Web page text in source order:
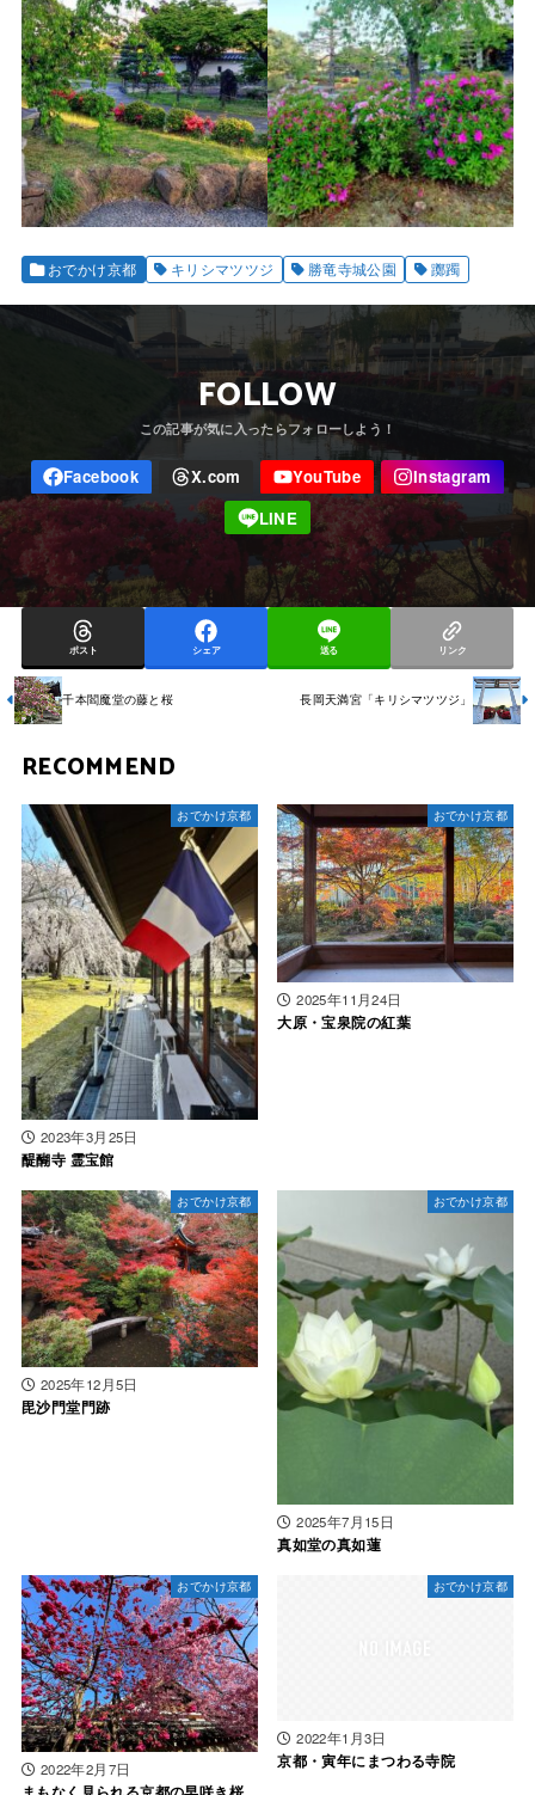
おでかけ京都 キリシマツツジ 勝竜寺城公園 躑躅
FOLLOW
ポスト シェア 送る リンク
千本閻魔堂の藤と桜 長岡天満宮「キリシマツツジ」
RECOMMEND
おでかけ京都
2023年3月25日
醍醐寺 霊宝館
おでかけ京都
2025年11月24日
大原・宝泉院の紅葉
おでかけ京都
2025年12月5日
毘沙門堂門跡
おでかけ京都
2025年7月15日
真如堂の真如蓮
おでかけ京都
2022年2月7日
おでかけ京都
2022年1月3日
京都・寅年にまつわる寺院